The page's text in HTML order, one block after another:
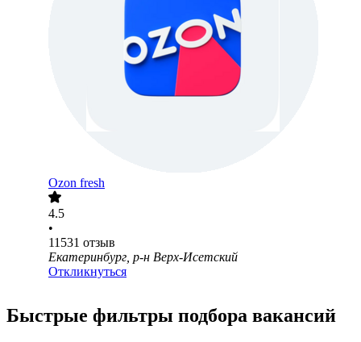
Ozon fresh
4.5
•
11531 отзыв
Екатеринбург, р-н Верх-Исетский
Откликнуться
Быстрые фильтры подбора вакансий